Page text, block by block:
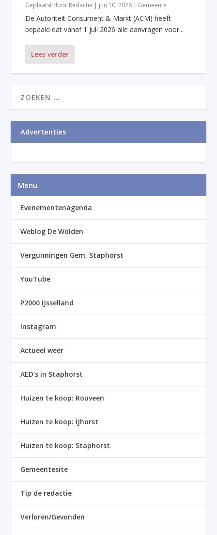
Geplaatst door Redactie | jun 10, 2026 | Gemeente
De Autoriteit Consument & Markt (ACM) heeft
bepaald dat vanaf 1 juli 2026 alle aanvragen voor...
Lees verder
Advertenties
Menu
Evenementenagenda
Weblog De Wolden
Vergunningen Gem. Staphorst
YouTube
P2000 IJsselland
Instagram
Actueel weer
AED’s in Staphorst
Huizen te koop: Rouveen
Huizen te koop: IJhorst
Huizen te koop: Staphorst
Gemeentesite
Tip de redactie
Verloren/Gevonden